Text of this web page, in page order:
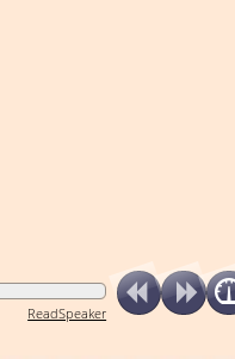
ReadSpeaker